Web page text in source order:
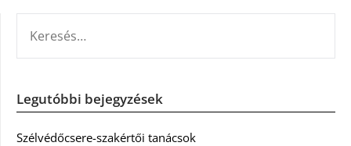
Legutóbbi bejegyzések
Szélvédőcsere-szakértői tanácsok